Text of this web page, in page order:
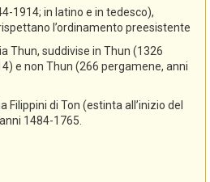
1914; in latino e in tedesco),
l’ordinamento preesistente
Thun, suddivise in Thun (1326
e non Thun (266 pergamene, anni
Filippini di Ton (estinta all’inizio del
1484-1765.